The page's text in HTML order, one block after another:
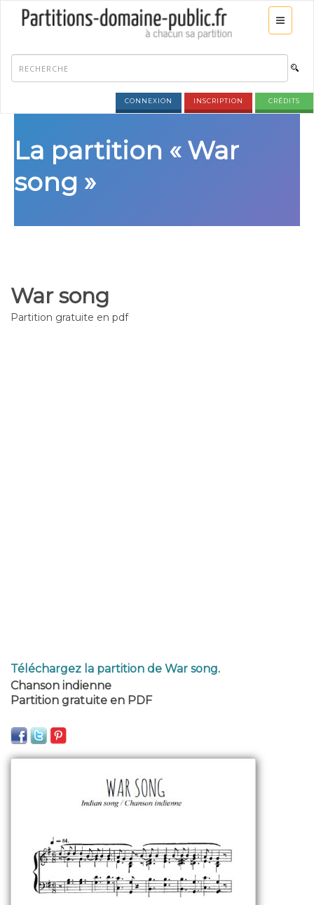
CONNEXION INSCRIPTION CRÉDITS
La partition « War
song »
War song
Partition gratuite en pdf
Téléchargez la partition de War song.
Chanson indienne
Partition gratuite en PDF